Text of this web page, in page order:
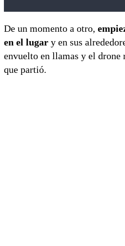
De un momento a otro,
en el lugar y en sus
envuelto en llamas y el drone
que partió.